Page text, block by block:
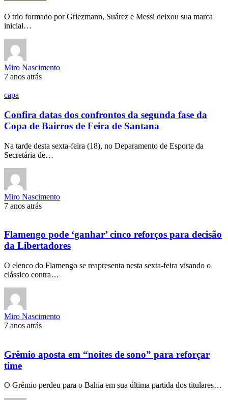
O trio formado por Griezmann, Suárez e Messi deixou sua marca
inicial…
Miro Nascimento
7 anos atrás
capa
Confira datas dos confrontos da segunda fase da
Copa de Bairros de Feira de Santana
Na tarde desta sexta-feira (18), no Deparamento de Esporte da
Secretária de…
Miro Nascimento
7 anos atrás
Flamengo pode ‘ganhar’ cinco reforços para decisão
da Libertadores
O elenco do Flamengo se reapresenta nesta sexta-feira visando o
clássico contra…
Miro Nascimento
7 anos atrás
Grêmio aposta em “noites de sono” para reforçar
time
O Grêmio perdeu para o Bahia em sua última partida dos titulares…